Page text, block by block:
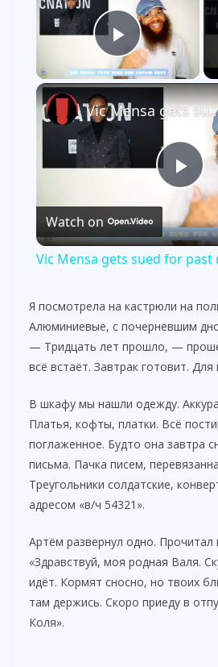
Play
P
l
y
V
i
d
o
Vic Mensa gets
Watch on
Vic Mensa gets sued for past
Я посмотрела на кастрюли на
Алюминиевые, с почерневшим
— Тридцать лет прошло, —
всё встаёт. Завтрак готовит. Для
В шкафу мы нашли одежду.
Платья, кофты, платки. Всё
поглаженное. Будто она завтра
письма. Пачка писем,
Треугольники солдатские,
адресом «в/ч 54321».
Артём развернул одно. Прочитал
«Здравствуй, моя родная Валя.
идёт. Кормят сносно, но твоих
там держись. Скоро приеду в
Коля».